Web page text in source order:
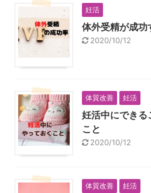
妊活
体外受精が成功
2020/10/12
体質改善 妊活
妊活中にできる
こと
2020/10/12
体質改善 妊活